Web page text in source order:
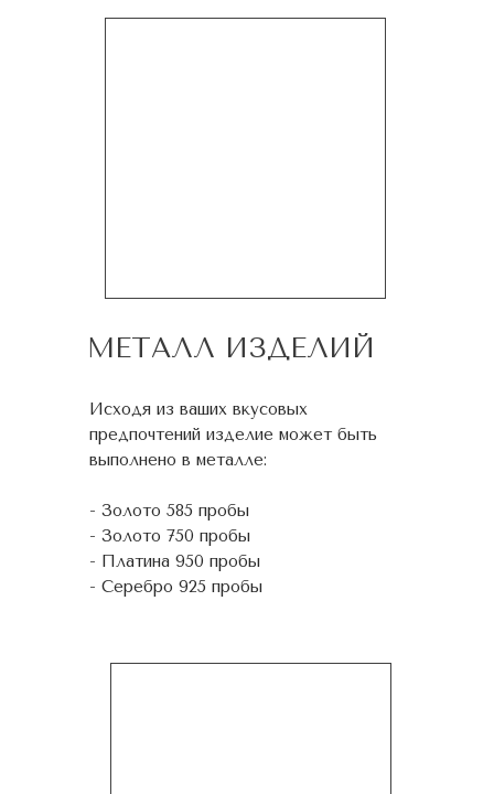
МЕТАЛЛ ИЗДЕЛИЙ
Исходя из ваших вкусовых
предпочтений изделие может быть
выполнено в металле:
- Золото 585 пробы
- Золото 750 пробы
- Платина 950 пробы
- Серебро 925 пробы